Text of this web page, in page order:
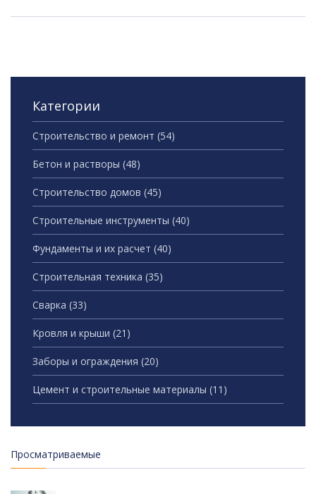
Категории
Строительство и ремонт (54)
Бетон и растворы (48)
Строительство домов (45)
Строительные инструменты (40)
Фундаменты и их расчет (40)
Строительная техника (35)
Сварка (33)
Кровля и крыши (21)
Заборы и ограждения (20)
Цемент и строительные материалы (11)
Просматриваемые